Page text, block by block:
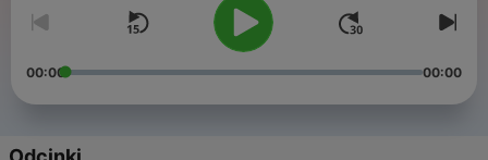
00:00 00:00